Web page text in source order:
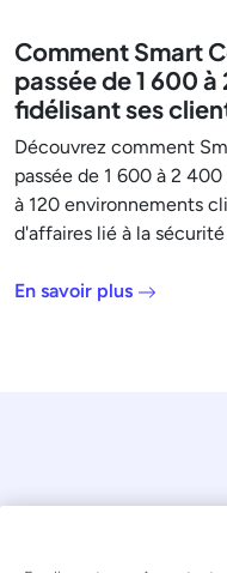
Comment Smart
passée de 1 600
fidélisant ses
Découvrez comment
passée de 1 600 à 2
à 120 environnements
d'affaires lié à la sécurité
En savoir plus